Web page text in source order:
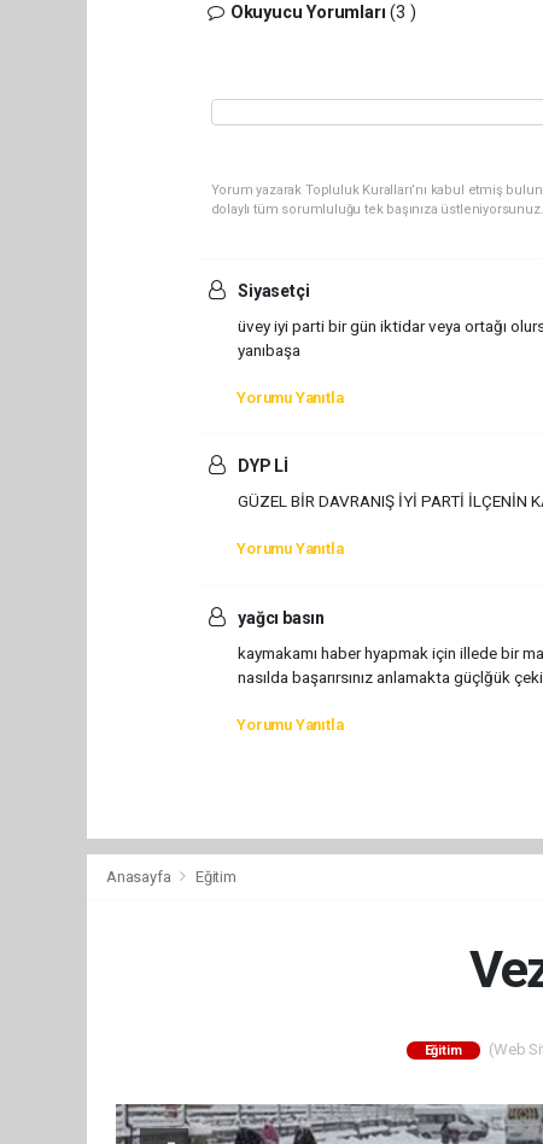
Okuyucu Yorumları(3 )
Yorum yazarak Topluluk Kuralları’nı kabul etmiş
dolaylı tüm sorumluluğu tek başınıza
Siyasetçi
üvey iyi parti bir gün iktidar veya ortağı
yanıbaşa
Yorumu Yanıtla
DYP Lİ
GÜZEL BİR DAVRANIŞ İYİ PARTİ İLÇENİN
Yorumu Yanıtla
yağcı basın
kaymakamı haber hyapmak için illede bir
nasılda başarırsınız anlamakta güçlğük
Yorumu Yanıtla
Anasayfa Eğitim
Eğitim (Web